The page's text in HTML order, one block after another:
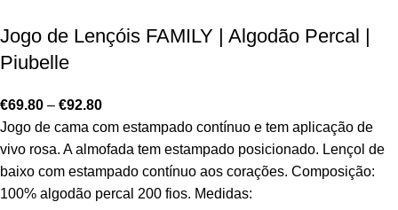
Jogo de Lençóis FAMILY | Algodão Percal |
Piubelle
€69.80 – €92.80
Jogo de cama com estampado contínuo e tem aplicação de
vivo rosa. A almofada tem estampado posicionado. Lençol de
baixo com estampado contínuo aos corações. Composição:
100% algodão percal 200 fios. Medidas: